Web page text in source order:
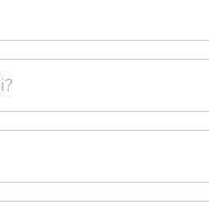
…
skills → She is …
He is …